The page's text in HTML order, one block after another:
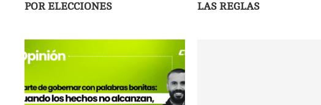
POR ELECCIONES
LAS REGLAS